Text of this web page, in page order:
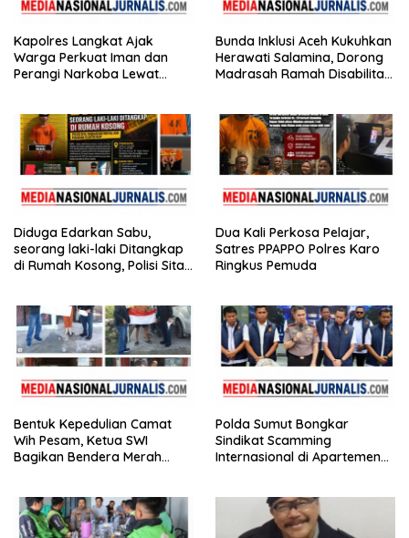
Kapolres Langkat Ajak
Warga Perkuat Iman dan
Perangi Narkoba Lewat
Bunda Inklusi Aceh Kukuhkan
Herawati Salamina, Dorong
Madrasah Ramah Disabilitas
Diduga Edarkan Sabu,
seorang laki-laki Ditangkap
di Rumah Kosong, Polisi Sita
Dua Kali Perkosa Pelajar,
Satres PPAPPO Polres Karo
Ringkus Pemuda
Bentuk Kepedulian Camat
Wih Pesam, Ketua SWI
Bagikan Bendera Merah
Polda Sumut Bongkar
Sindikat Scamming
Internasional di Apartemen